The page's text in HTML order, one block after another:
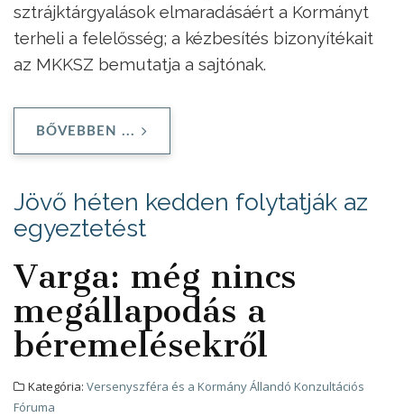
sztrájktárgyalások elmaradásáért a Kormányt
terheli a felelősség; a kézbesítés bizonyítékait
az MKKSZ bemutatja a sajtónak.
BŐVEBBEN ...
Jövő héten kedden folytatják az
egyeztetést
Varga: még nincs
megállapodás a
béremelésekről
Kategória: Versenyszféra és a Kormány Állandó Konzultációs
Fóruma